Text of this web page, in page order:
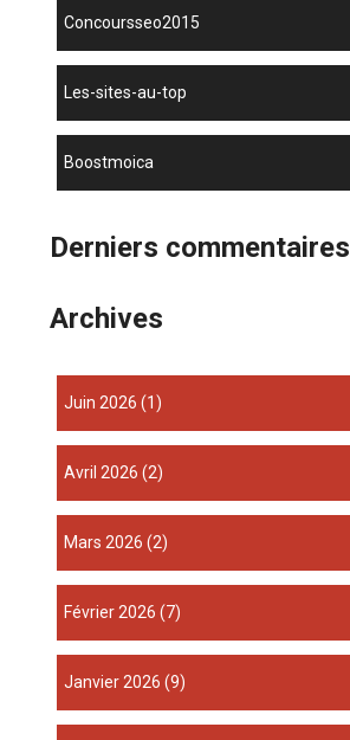
concoursseo2015
les-sites-au-top
boostmoica
Derniers commentaires
Archives
juin 2026 (1)
avril 2026 (2)
mars 2026 (2)
février 2026 (7)
janvier 2026 (9)